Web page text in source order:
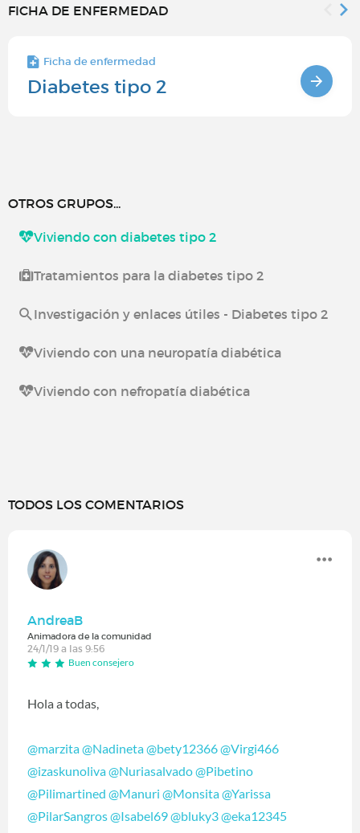
FICHA DE ENFERMEDAD
Ficha de enfermedad
Diabetes tipo 2
OTROS GRUPOS...
Viviendo con diabetes tipo 2
Tratamientos para la diabetes tipo 2
Investigación y enlaces útiles - Diabetes tipo 2
Viviendo con una neuropatía diabética
Viviendo con nefropatía diabética
TODOS LOS COMENTARIOS
AndreaB
Animadora de la comunidad
24/1/19 a las 9:56
Buen consejero
Hola a todas,
@marzita@Nadineta@bety12366@Virgi466
@izaskunoliva@Nuriasalvado@Pibetino
@Pilimartined @Manuri @Monsita@Yarissa
@PilarSangros@Isabel69@bluky3@eka12345